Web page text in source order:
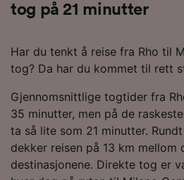
tog på 21 minutter
Har du tenkt å reise fra Rho til
tog? Da har du kommet til rett
Gjennomsnittlige togtider fra
35 minutter, men på de
ta så lite som 21 minutter.
dekker reisen på 13 km mellom
destinasjonene. Direkte tog er